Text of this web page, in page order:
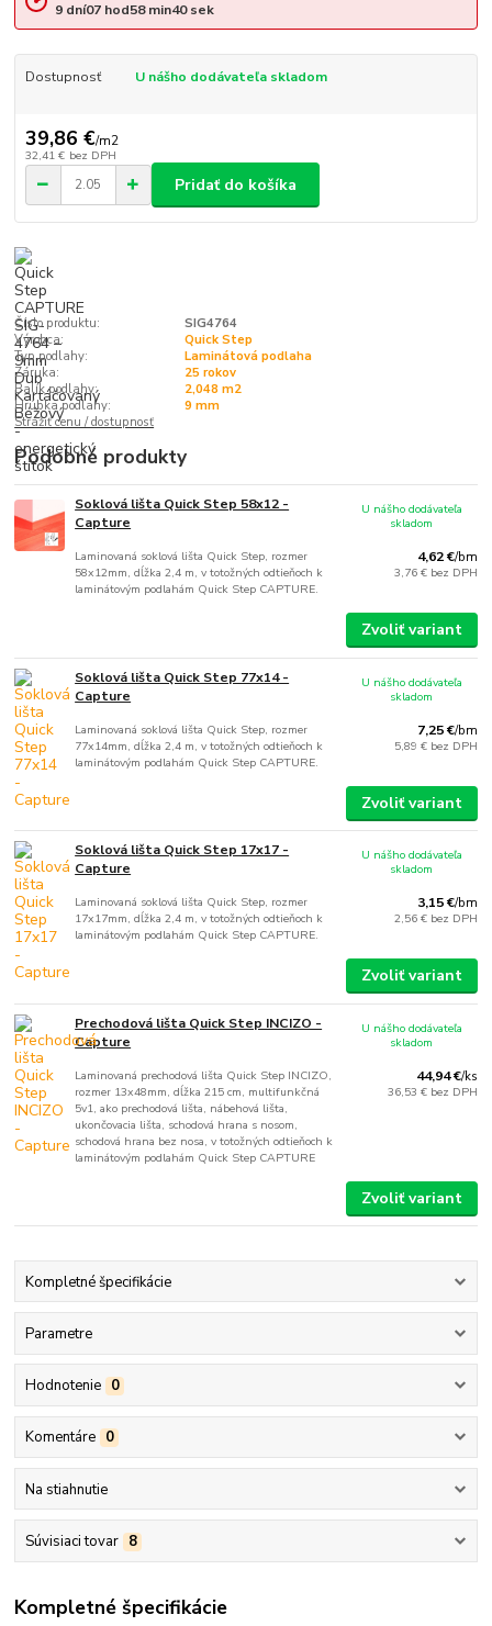
9 dní07hod58min40sek
Dostupnosť U nášho dodávateľa skladom
39,86 €/m2
32,41 € bez DPH
Pridať do košíka
Číslo produktu:
SIG4764
Výrobca:
Quick Step
Typ podlahy:
Laminátová podlaha
Záruka:
25 rokov
Balík podlahy:
2,048 m2
Hrúbka podlahy:
9 mm
Strážiť cenu / dostupnosť
Podobné produkty
Soklová lišta Quick Step 58x12 -
Capture
Laminovaná soklová lišta Quick Step, rozmer
58x12mm, dĺžka 2,4 m, v totožných odtieňoch k
laminátovým podlahám Quick Step CAPTURE.
4,62 €/bm
3,76 € bez DPH
U nášho dodávateľa
skladom
Zvoliť variant
Soklová lišta Quick Step 77x14 -
Capture
Laminovaná soklová lišta Quick Step, rozmer
77x14mm, dĺžka 2,4 m, v totožných odtieňoch k
laminátovým podlahám Quick Step CAPTURE.
7,25 €/bm
5,89 € bez DPH
U nášho dodávateľa
skladom
Zvoliť variant
Soklová lišta Quick Step 17x17 -
Capture
Laminovaná soklová lišta Quick Step, rozmer
17x17mm, dĺžka 2,4 m, v totožných odtieňoch k
laminátovým podlahám Quick Step CAPTURE.
3,15 €/bm
2,56 € bez DPH
U nášho dodávateľa
skladom
Zvoliť variant
Prechodová lišta Quick Step INCIZO -
Capture
Laminovaná prechodová lišta Quick Step INCIZO,
rozmer 13x48mm, dĺžka 215 cm, multifunkčná
5v1, ako prechodová lišta, nábehová lišta,
ukončovacia lišta, schodová hrana s nosom,
schodová hrana bez nosa, v totožných odtieňoch k
laminátovým podlahám Quick Step CAPTURE
44,94 €/ks
36,53 € bez DPH
U nášho dodávateľa
skladom
Zvoliť variant
Kompletné špecifikácie
Parametre
Hodnotenie 0
Komentáre 0
Na stiahnutie
Súvisiaci tovar 8
Kompletné špecifikácie